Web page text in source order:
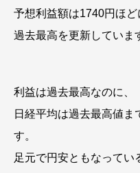
予想利益額は1740円ほど
過去最高を更新していま
利益は過去最高なのに、
日経平均は過去最高値ま
す。
足元で円安ともなってい